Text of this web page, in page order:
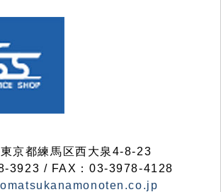
京都練馬区西大泉4-8-23
3923 / FAX：03-3978-4128